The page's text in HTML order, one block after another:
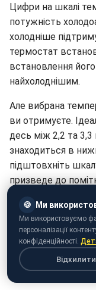
Цифри на шкалі
потужність
холодніше
термостат
встановлення
найхолоднішим.
Але вибрана
ви отримуєте.
десь між 2,2 та
знаходиться в
підштовхніть
призведе до
Тримайте двері
Якщо залишити
повітря вийде
усередину, тому
вдвічі
🍪 Ми
Ми використовуємо
персоналізації
конфіденційності.
Відхилити